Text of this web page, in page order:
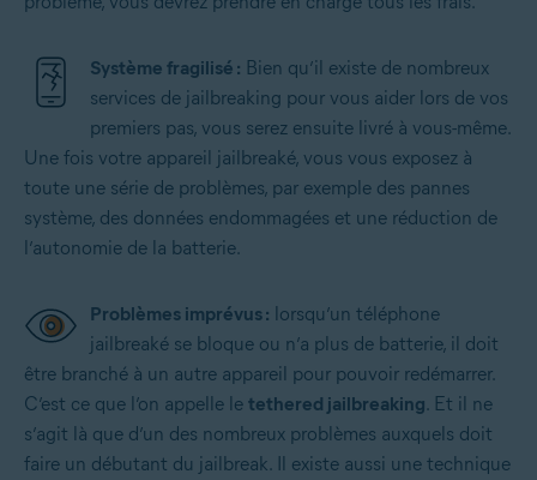
Système fragilisé : Bien qu’il existe de nombreux
services de jailbreaking pour vous aider lors de vos
premiers pas, vous serez ensuite livré à vous-même.
Une fois votre appareil jailbreaké, vous vous exposez à
toute une série de problèmes, par exemple des pannes
système, des données endommagées et une réduction de
l’autonomie de la batterie.
Problèmes imprévus : lorsqu’un téléphone
jailbreaké se bloque ou n’a plus de batterie, il doit
être branché à un autre appareil pour pouvoir redémarrer.
C’est ce que l’on appelle le tethered jailbreaking. Et il ne
s’agit là que d’un des nombreux problèmes auxquels doit
faire un débutant du jailbreak. Il existe aussi une technique